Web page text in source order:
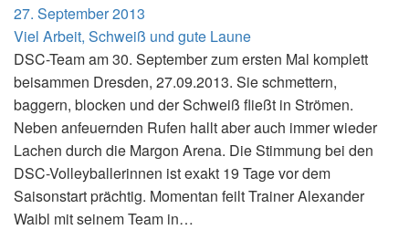
27. September 2013
Viel Arbeit, Schweiß und gute Laune
DSC-Team am 30. September zum ersten Mal komplett
beisammen Dresden, 27.09.2013. Sie schmettern,
baggern, blocken und der Schweiß fließt in Strömen.
Neben anfeuernden Rufen hallt aber auch immer wieder
Lachen durch die Margon Arena. Die Stimmung bei den
DSC-Volleyballerinnen ist exakt 19 Tage vor dem
Saisonstart prächtig. Momentan feilt Trainer Alexander
Waibl mit seinem Team in…